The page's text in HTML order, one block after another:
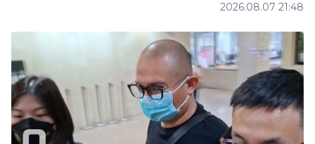
2026.08.07 21:48